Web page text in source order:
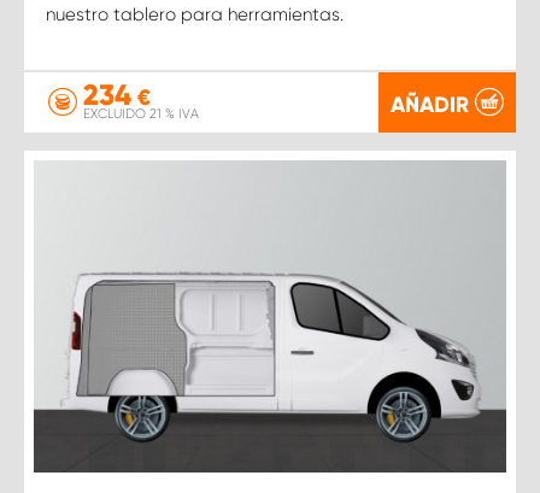
nuestro tablero para herramientas.
234 €
EXCLUIDO 21 % IVA AÑADIR